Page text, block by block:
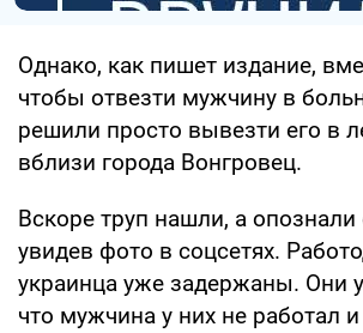
Однако, как пишет издание,
чтобы отвезти мужчину в
решили просто вывезти его в
вблизи города Вонгровец.
Вскоре труп нашли, а
увидев фото в соцсетях.
украинца уже задержаны. Они
что мужчина у них не работал